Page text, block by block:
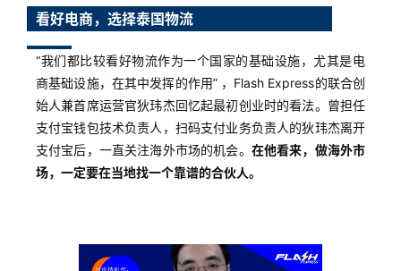
看好电商，选择泰国物流
“我们都比较看好物流作为一个国家的基础设施，尤其是电
商基础设施，在其中发挥的作用” ，Flash Express的联合创
始人兼首席运营官狄玮杰回忆起最初创业时的看法。曾担任
支付宝钱包技术负责人，扫码支付业务负责人的狄玮杰离开
支付宝后，一直关注海外市场的机会。 在他看来，做海外市
场，一定要在当地找一个靠谱的合伙人。